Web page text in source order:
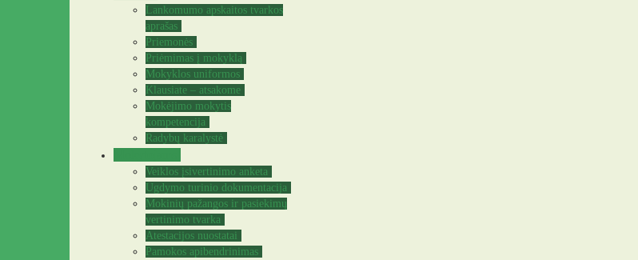
Lankomumo apskaitos tvarkos
aprašas
Priemonės
Priėmimas į mokyklą
Mokyklos uniformos
Klausiate – atsakome
Mokėjimo mokytis
kompetencija
Radybų karalystė
Veiklos įsivertinimo anketa
Ugdymo turinio dokumentacija
Mokinių pažangos ir pasiekimų
vertinimo tvarka
Atestacijos nuostatai
Pamokos apibendrinimas